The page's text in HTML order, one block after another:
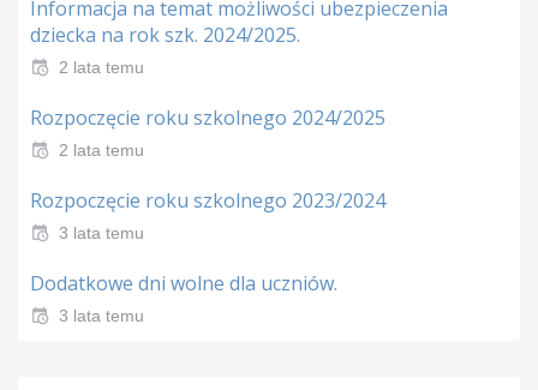
Informacja na temat możliwości ubezpieczenia
dziecka na rok szk. 2024/2025.
2 lata temu
Rozpoczęcie roku szkolnego 2024/2025
2 lata temu
Rozpoczęcie roku szkolnego 2023/2024
3 lata temu
Dodatkowe dni wolne dla uczniów.
3 lata temu